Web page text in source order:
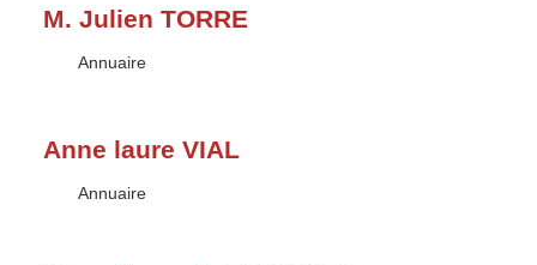
M. Julien TORRE
Type :
Annuaire
Anne laure VIAL
Type :
Annuaire